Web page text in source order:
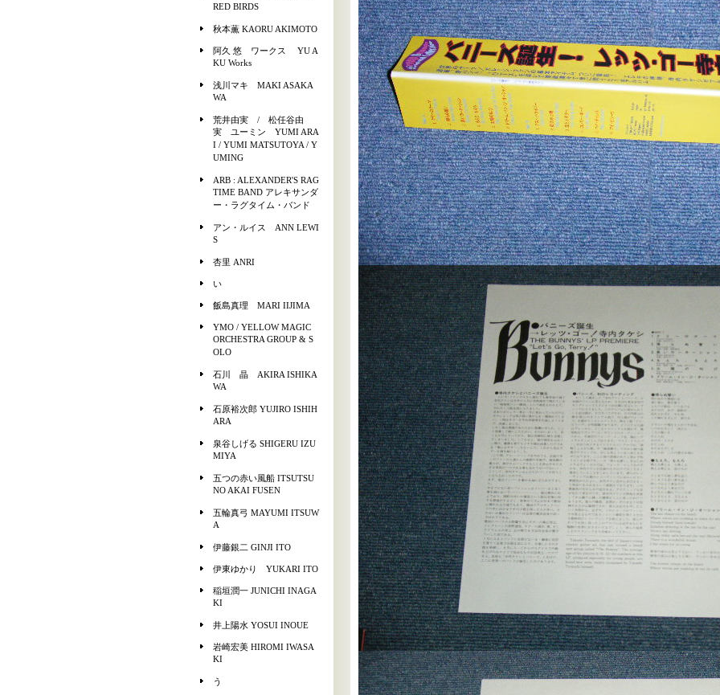
RED BIRDS
秋本薫 KAORU AKIMOTO
阿久 悠 ワークス YU A
KU Works
浅川マキ MAKI ASAKA
WA
荒井由実 / 松任谷由
実 ユーミン YUMI ARA
I / YUMI MATSUTOYA / Y
UMING
ARB : ALEXANDER'S RAG
TIME BAND アレキサンダ
ー・ラグタイム・バンド
アン・ルイス ANN LEWI
S
杏里 ANRI
い
飯島真理 MARI IIJIMA
YMO / YELLOW MAGIC
ORCHESTRA GROUP & S
OLO
石川 晶 AKIRA ISHIKA
WA
石原裕次郎 YUJIRO ISHIH
ARA
泉谷しげる SHIGERU IZU
MIYA
五つの赤い風船 ITSUTSU
NO AKAI FUSEN
五輪真弓 MAYUMI ITSUW
A
伊藤銀二 GINJI ITO
伊東ゆかり YUKARI ITO
稲垣潤一 JUNICHI INAGA
KI
井上陽水 YOSUI INOUE
岩崎宏美 HIROMI IWASA
KI
う